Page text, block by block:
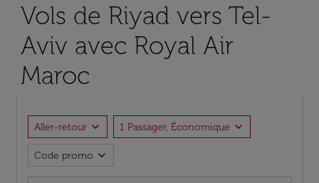
Vols de Riyad vers Tel-
Aviv avec Royal Air
Maroc
Aller-retour expand_more 1 Passager, Économique expand_more
Code promo expand_more